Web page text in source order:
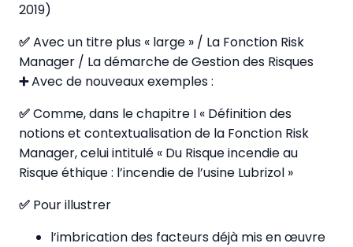
2019)
✅Avec un titre plus « large » / La Fonction Risk
Manager / La démarche de Gestion des Risques
➕Avec de nouveaux exemples :
✅Comme, dans le chapitre I « Définition des
notions et contextualisation de la Fonction Risk
Manager, celui intitulé « Du Risque incendie au
Risque éthique : l’incendie de l’usine Lubrizol »
✅ Pour illustrer
l’imbrication des facteurs déjà mis en œuvre